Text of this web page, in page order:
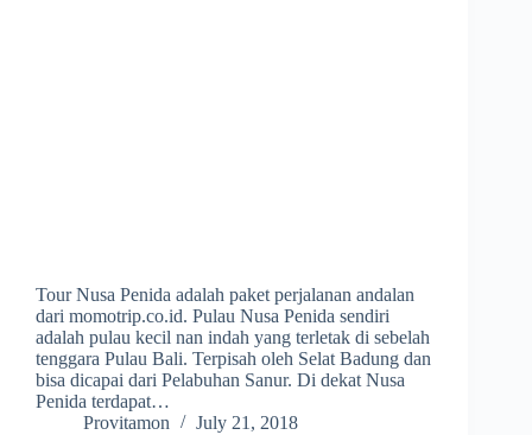
Tour Nusa Penida adalah paket perjalanan andalan
dari momotrip.co.id. Pulau Nusa Penida sendiri
adalah pulau kecil nan indah yang terletak di sebelah
tenggara Pulau Bali. Terpisah oleh Selat Badung dan
bisa dicapai dari Pelabuhan Sanur. Di dekat Nusa
Penida terdapat…
Provitamon
July 21, 2018